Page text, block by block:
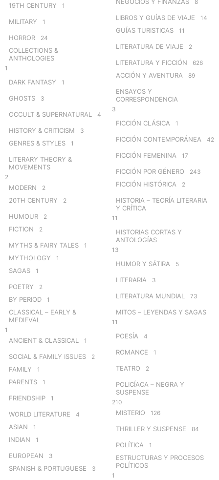
19TH CENTURY 1
MILITARY 1
HORROR 24
COLLECTIONS &
ANTHOLOGIES
1
DARK FANTASY 1
GHOSTS 3
OCCULT & SUPERNATURAL 4
HISTORY & CRITICISM 3
GENRES & STYLES 1
LITERARY THEORY &
MOVEMENTS
2
MODERN 2
20TH CENTURY 2
HUMOUR 2
FICTION 2
MYTHS & FAIRY TALES 1
MYTHOLOGY 1
SAGAS 1
POETRY 2
BY PERIOD 1
CLASSICAL – EARLY &
MEDIEVAL
1
ANCIENT & CLASSICAL 1
SOCIAL & FAMILY ISSUES 2
FAMILY 1
PARENTS 1
FRIENDSHIP 1
WORLD LITERATURE 4
ASIAN 1
INDIAN 1
EUROPEAN 3
SPANISH & PORTUGUESE 3
NEGOCIOS Y FINANZAS 8
LIBROS Y GUÍAS DE VIAJE 14
GUÍAS TURISTICAS 11
LITERATURA DE VIAJE 2
LITERATURA Y FICCIÓN 626
ACCIÓN Y AVENTURA 89
ENSAYOS Y
CORRESPONDENCIA
3
FICCIÓN CLÁSICA 1
FICCIÓN CONTEMPORÁNEA 42
FICCIÓN FEMENINA 17
FICCIÓN POR GÉNERO 243
FICCIÓN HISTÓRICA 2
HISTORIA – TEORÍA LITERARIA
Y CRÍTICA
11
HISTORIAS CORTAS Y
ANTOLOGÍAS
13
HUMOR Y SÁTIRA 5
LITERARIA 3
LITERATURA MUNDIAL 73
MITOS – LEYENDAS Y SAGAS
11
POESÍA 4
ROMANCE 1
TEATRO 2
POLICÍACA – NEGRA Y
SUSPENSE
210
MISTERIO 126
THRILLER Y SUSPENSE 84
POLÍTICA 1
ESTRUCTURAS Y PROCESOS
POLÍTICOS
1